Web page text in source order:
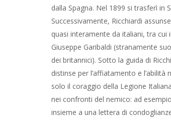
dalla Spagna. Nel 1899 si trasferì
Successivamente, Ricchiardi
quasi interamente da italiani, tra
Giuseppe Garibaldi (stranamente
dei britannici). Sotto la guida di
distinse per l’affiatamento e
solo il coraggio della Legione
nei confronti del nemico: ad
insieme a una lettera di